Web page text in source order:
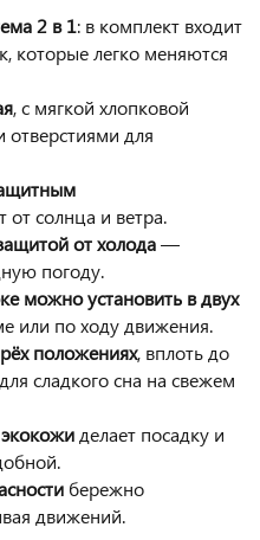
2 в 1: в комплект входит
которые легко меняются
, с мягкой хлопковой
для
солнца и ветра.
от холода—
погоду.
можно установить в двух
по ходу движения.
положениях, вплоть до
сладкого сна на свежем
делает посадку и
бережно
движений.